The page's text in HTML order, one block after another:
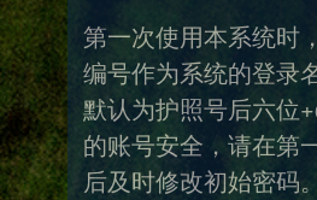
第一次使用本系统时
编号作为系统的登录
默认为护照号后六位
的账号安全，请在第
后及时修改初始密码。